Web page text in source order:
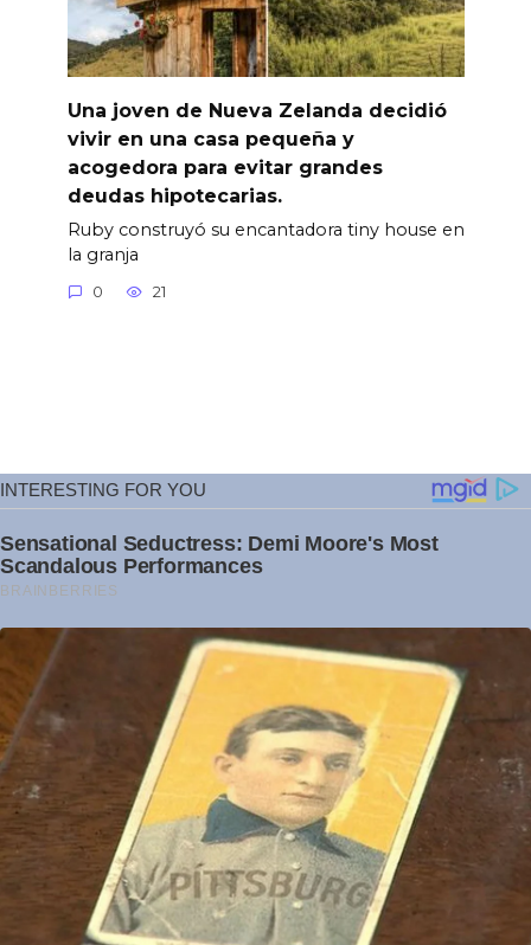
Una joven de Nueva Zelanda decidió
vivir en una casa pequeña y
acogedora para evitar grandes
deudas hipotecarias.
Ruby construyó su encantadora tiny house en
la granja
0 21